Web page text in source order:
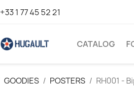
+33 1 77 45 52 21
CATALOG
GOODIES POSTERS RH001 -